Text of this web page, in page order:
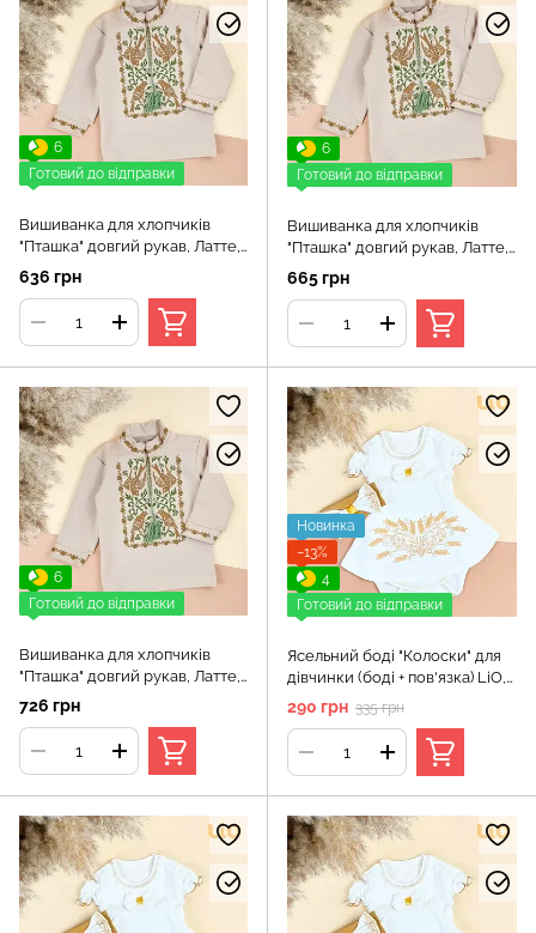
6
Готовий до відправки
Вишиванка для хлопчиків
"Пташка" довгий рукав, Латте,
140 (10 років)
636 грн
6
Готовий до відправки
Вишиванка для хлопчиків
"Пташка" довгий рукав, Латте,
146 (11 років)
665 грн
6
Готовий до відправки
Вишиванка для хлопчиків
"Пташка" довгий рукав, Латте,
152 (12 років)
726 грн
Новинка
−13%
4
Готовий до відправки
Ясельний боді "Колоски" для
дівчинки (боді + пов'язка) LiО,
290 грн 335 грн